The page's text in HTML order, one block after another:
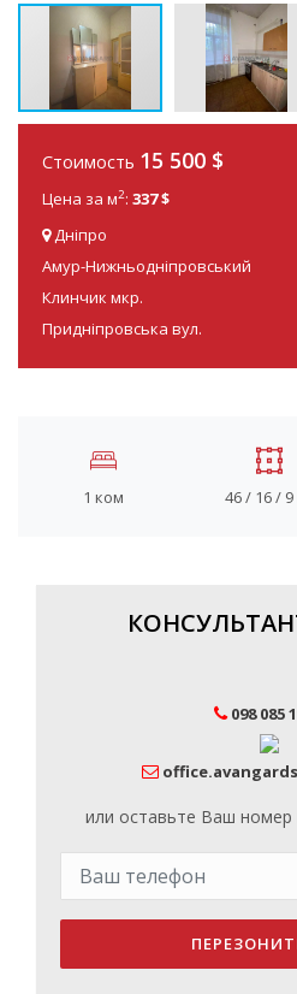
Стоимость 15 500 $
Цена за м2: 337 $
Дніпро
Амур-Нижньодніпровський
Клинчик мкр.
Придніпровська вул.
1 ком 46 / 16 /
098 085
или оставьте Ваш